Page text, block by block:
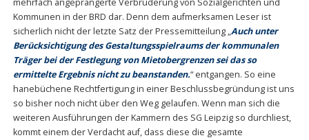
mehrfach angeprangerte Verbrüderung von Sozialgerichten und
Kommunen in der BRD dar. Denn dem aufmerksamen Leser ist
sicherlich nicht der letzte Satz der Pressemitteilung „Auch unter
Berücksichtigung des Gestaltungsspielraums der kommunalen
Träger bei der Festlegung von Mietobergrenzen sei das so
ermittelte Ergebnis nicht zu beanstanden.“ entgangen. So eine
hanebüchene Rechtfertigung in einer Beschlussbegründung ist uns
so bisher noch nicht über den Weg gelaufen. Wenn man sich die
weiteren Ausführungen der Kammern des SG Leipzig so durchliest,
kommt einem der Verdacht auf, dass diese die gesamte